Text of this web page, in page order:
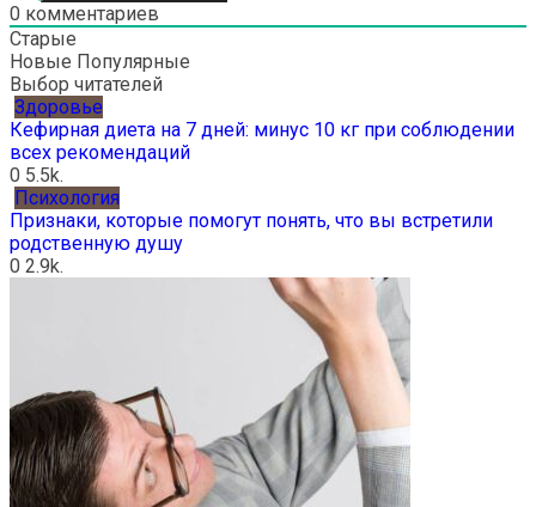
0 комментариев
Старые
Новые Популярные
Выбор читателей
Здоровье
Кефирная диета на 7 дней: минус 10 кг при соблюдении
всех рекомендаций
0 5.5k.
Психология
Признаки, которые помогут понять, что вы встретили
родственную душу
0 2.9k.